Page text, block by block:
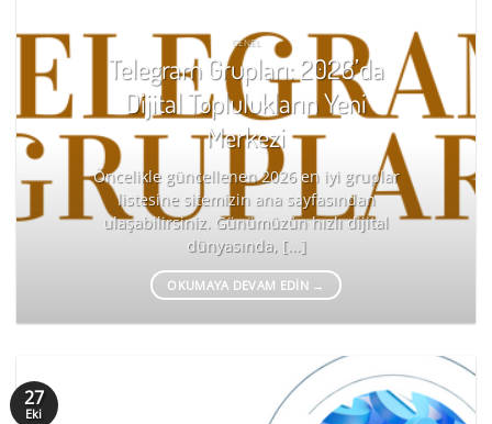
GENEL
Telegram Grupları: 2026’da
Dijital Toplulukların Yeni
Merkezi
Öncelikle güncellenen 2026 en iyi gruplar
listesine sitemizin ana sayfasından
ulaşabilirsiniz. Günümüzün hızlı dijital
dünyasında, [...]
OKUMAYA DEVAM EDIN →
27
Eki